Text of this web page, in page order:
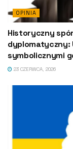
OPINIA
Historyczny
dyplomatyczny:
symbolicznymi
23 CZERWCA, 2026